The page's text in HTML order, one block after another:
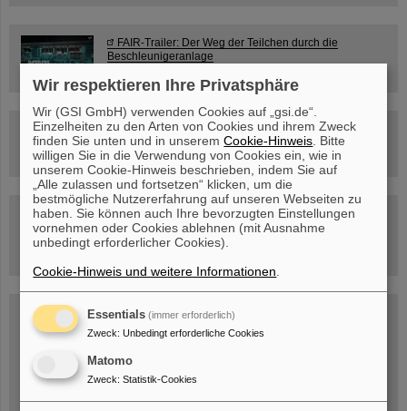
FAIR-Trailer: Der Weg der Teilchen durch die
Beschleunigeranlage
Rundflug über die FAIR-Baustelle
Besichtigung von GSI/FAIR –
jetzt Termin buchen!
Blog Beam On
Menschen...hinter GSI und FAIR.
Wir respektieren Ihre Privatsphäre
Wir (GSI GmbH) verwenden Cookies auf „gsi.de“.
Einzelheiten zu den Arten von Cookies und ihrem Zweck
finden Sie unten und in unseremCookie-Hinweis . Bitte
willigen Sie in die Verwendung von Cookies ein, wie in
unserem Cookie-Hinweis beschrieben, indem Sie auf
„Alle zulassen und fortsetzen“ klicken, um die
bestmögliche Nutzererfahrung auf unseren Webseiten zu
haben. Sie können auch Ihre bevorzugten Einstellungen
vornehmen oder Cookies ablehnen (mit Ausnahme
unbedingt erforderlicher Cookies).
Cookie-Hinweis und weitere Informationen
Essentials (immer erforderlich)
Zweck: Unbedingt erforderliche Cookies
Matomo
Zweck: Statistik-Cookies